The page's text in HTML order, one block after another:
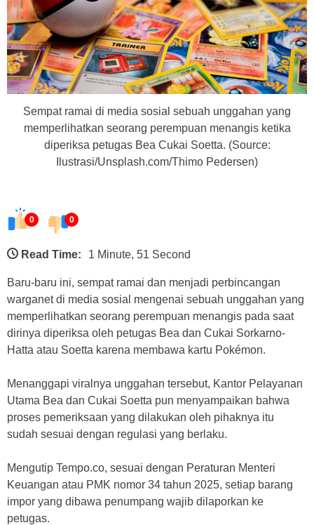
Sempat ramai di media sosial sebuah unggahan yang
memperlihatkan seorang perempuan menangis ketika
diperiksa petugas Bea Cukai Soetta. (Source:
Ilustrasi/Unsplash.com/Thimo Pedersen)
0 0
Read Time: 1 Minute, 51 Second
Baru-baru ini, sempat ramai dan menjadi perbincangan
warganet di media sosial mengenai sebuah unggahan yang
memperlihatkan seorang perempuan menangis pada saat
dirinya diperiksa oleh petugas Bea dan Cukai Sorkarno-
Hatta atau Soetta karena membawa kartu Pokémon.
Menanggapi viralnya unggahan tersebut, Kantor Pelayanan
Utama Bea dan Cukai Soetta pun menyampaikan bahwa
proses pemeriksaan yang dilakukan oleh pihaknya itu
sudah sesuai dengan regulasi yang berlaku.
Mengutip Tempo.co, sesuai dengan Peraturan Menteri
Keuangan atau PMK nomor 34 tahun 2025, setiap barang
impor yang dibawa penumpang wajib dilaporkan ke
petugas.